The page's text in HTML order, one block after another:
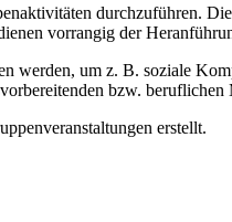
durchzuführen.
vorrangig der
um z. B. soziale
bzw.
erstellt.